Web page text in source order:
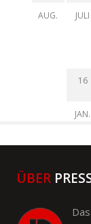
AUG.
JULI
16
JAN.
ÜBER